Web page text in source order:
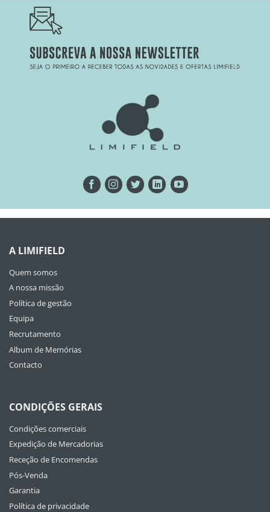
A LIMIFIELD
Quem somos
A nossa missão
Política de gestão
Equipa
Recrutamento
Album de Memórias
Contacto
CONDIÇÕES GERAIS
Condições comerciais
Expedição de Mercadorias
Receção de Encomendas
Pós-Venda
Garantia
Política de privacidade